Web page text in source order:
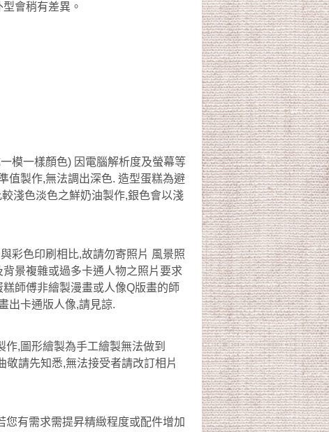
會稍有差異。
模一樣顏色) 因電腦解析度及螢幕等
值製作,無法調出深色. 造型蛋糕為避
淺色淡色之鮮奶油製作,銀色會以淺
彩色印刷相比,故請勿寄照片 風景照
景複雜或過多卡通人物之照片要求
糕師傅非繪製漫畫或人像Q版畫的師
出卡通版人像,請見諒.
,圖形繪製為手工繪製無法做到
請先知悉,無法接受者請改訂相片
有需求需提昇精緻程度或配件增加